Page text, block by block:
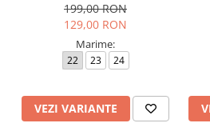
199,00 RON
129,00 RON
Marime:
22 23 24
VEZI VARIANTE